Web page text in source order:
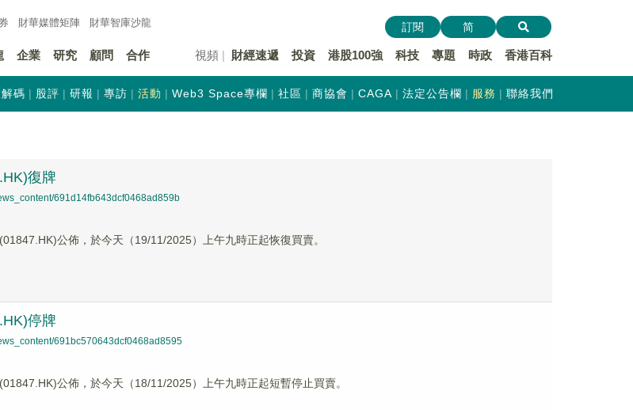
財華媒體矩陣 財華智庫沙龍
企業 研究 顧問 合作 視頻 財經速遞 投資 港股100強 科技 專題 時政 香港百科
訂閱 简
碼 股評 研報 專訪 活動 Web3 Space專欄 社區 商協會 CAGA 法定公告欄 服務 聯絡我們
復牌
691d14fb643dcf0468ad859b
公佈，於今天（19/11/2025）上午九時正起恢復買賣。
停牌
691bc570643dcf0468ad8595
公佈，於今天（18/11/2025）上午九時正起短暫停止買賣。